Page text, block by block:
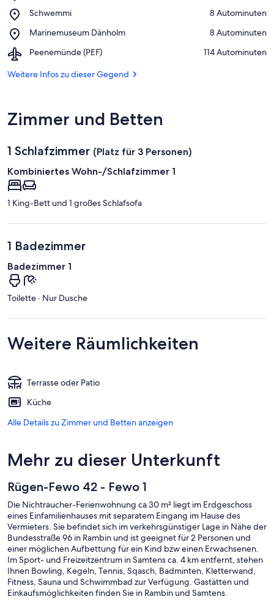
Schwemmi
Place,
‪8 Autominuten‬
Marinemuseum Dänholm
Place,
Dänholm
‪8 Autominuten‬
Peenemünde (PEF)
Airport,
(PEF)
‪114 Autominuten‬
Weitere Infos zu dieser Gegend
Zimmer und Betten
1 Schlafzimmer (Platz für 3 Personen)
Kombiniertes Wohn-/Schlafzimmer 1
1 King-Bett und 1 großes Schlafsofa
1 Badezimmer
Badezimmer 1
Toilette · Nur Dusche
Weitere Räumlichkeiten
Terrasse oder Patio
Küche
Alle Details zu Zimmer und Betten anzeigen
Mehr zu dieser Unterkunft
Rügen-Fewo 42 - Fewo 1
Die Nichtraucher-Ferienwohnung ca 30 m² liegt im Erdgeschoss
eines Einfamilienhauses mit separatem Eingang im Hause des
Vermieters. Sie befindet sich im verkehrsgünstiger Lage in Nähe der
Bundesstraße 96 in Rambin und ist geeignet für 2 Personen und
einer möglichen Aufbettung für ein Kind bzw einen Erwachsenen.
Im Sport- und Freizeitzentrum in Samtens ca. 4 km entfernt, stehen
Ihnen Bowling, Kegeln, Tennis, Sqasch, Badminten, Kletterwand,
Fitness, Sauna und Schwimmbad zur Verfügung. Gastätten und
Einkaufsmöglichkeiten finden Sie in Rambin und Samtens.